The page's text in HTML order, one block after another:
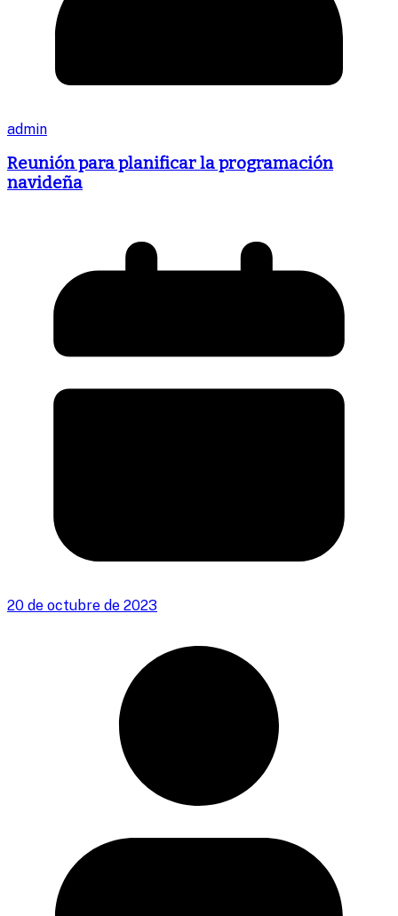
admin
Reunión para planificar la programación
navideña
20 de octubre de 2023